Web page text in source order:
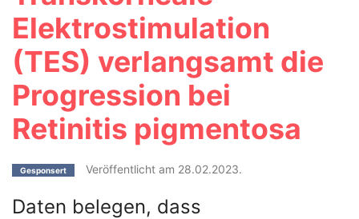
Elektrostimulation
(TES) verlangsamt die
Progression bei
Retinitis pigmentosa
Gesponsert Veröffentlicht am 28.02.2023.
Daten belegen, dass